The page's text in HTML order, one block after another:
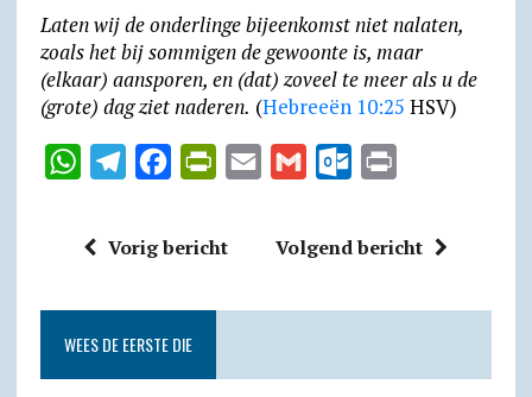
Laten wij de onderlinge bijeenkomst niet nalaten,
zoals het bij sommigen de gewoonte is, maar
(elkaar) aan­sporen, en (dat) zoveel te meer als u de
(grote) dag ziet naderen. (Hebreeën 10:25 HSV)
W
s
A
p
T
g
r
a
b
o
o
t
r
l
l
o
k
t
Vorig bericht Volgend bericht
WEES DE EERSTE DIE